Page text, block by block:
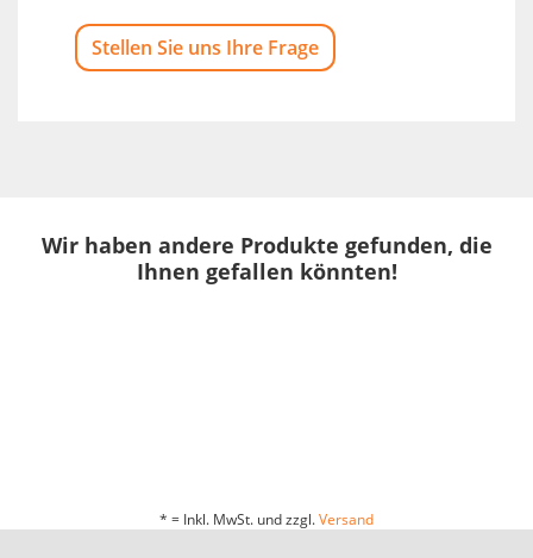
Stellen Sie uns Ihre Frage
Wir haben andere Produkte gefunden, die
Ihnen gefallen könnten!
* = Inkl. MwSt. und zzgl.Versand